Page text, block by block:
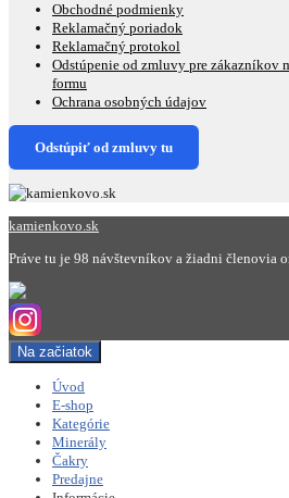
Obchodné podmienky
Reklamačný poriadok
Reklamačný protokol
Odstúpenie od zmluvy pre
formu
Ochrana osobných údajov
Odstúpiť od zmluvy tu
kamienkovo.sk
Práve tu je 98 návštevníkov a žiadni členovia
Na začiatok
Úvod
E-shop
Kategórie
Minerály
Čakry
Predajne